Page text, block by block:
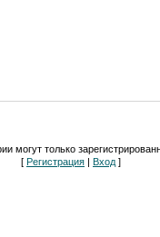
могут только
[ Регистрация Вход ]